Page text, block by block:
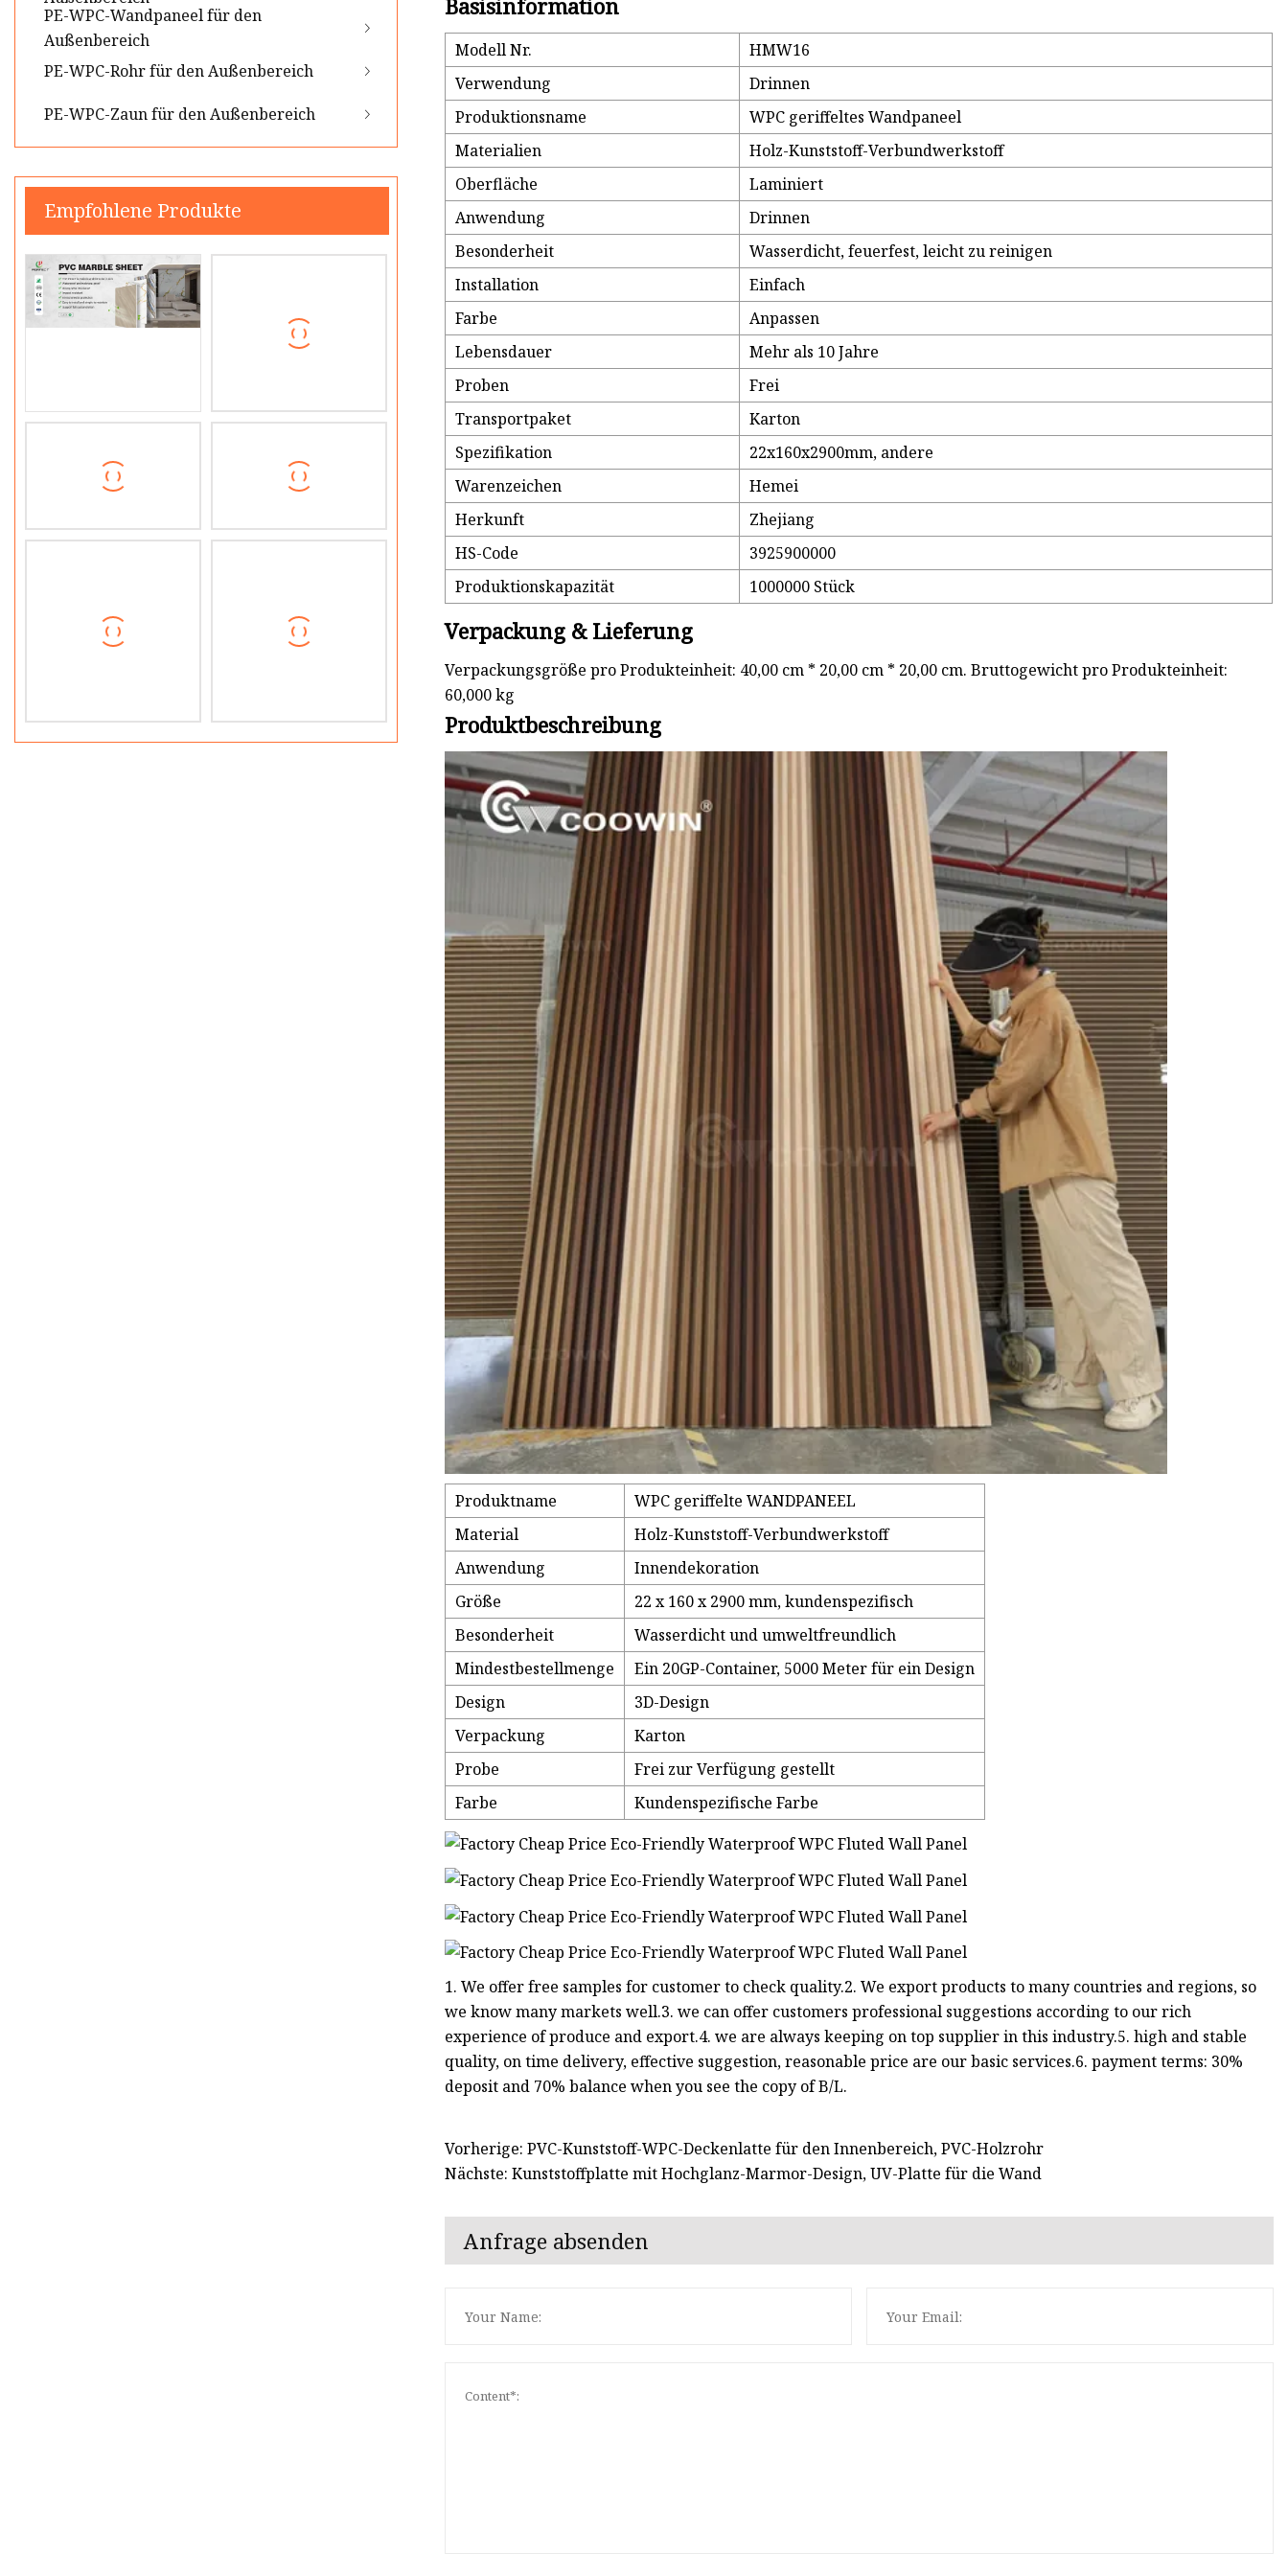
PE-WPC-Wandpaneel für den
Außenbereich
PE-WPC-Rohr für den Außenbereich
PE-WPC-Zaun für den Außenbereich
Empfohlene Produkte
Basisinformation
Modell Nr.
HMW16
Verwendung
Drinnen
Produktionsname
WPC geriffeltes Wandpaneel
Materialien
Holz-Kunststoff-Verbundwerkstoff
Oberfläche
Laminiert
Anwendung
Drinnen
Besonderheit
Wasserdicht, feuerfest, leicht zu reinigen
Installation
Einfach
Farbe
Anpassen
Lebensdauer
Mehr als 10 Jahre
Proben
Frei
Transportpaket
Karton
Spezifikation
22x160x2900mm, andere
Warenzeichen
Hemei
Herkunft
Zhejiang
HS-Code
3925900000
Produktionskapazität
1000000 Stück
Verpackung & Lieferung
Verpackungsgröße pro Produkteinheit: 40,00 cm * 20,00 cm * 20,00 cm. Bruttogewicht pro Produkteinheit:
60,000 kg
Produktbeschreibung
Produktname
WPC geriffelte WANDPANEEL
Material
Holz-Kunststoff-Verbundwerkstoff
Anwendung
Innendekoration
Größe
22 x 160 x 2900 mm, kundenspezifisch
Besonderheit
Wasserdicht und umweltfreundlich
Mindestbestellmenge
Ein 20GP-Container, 5000 Meter für ein Design
Design
3D-Design
Verpackung
Karton
Probe
Frei zur Verfügung gestellt
Farbe
Kundenspezifische Farbe
1. We offer free samples for customer to check quality.2. We export products to many countries and regions, so
we know many markets well.3. we can offer customers professional suggestions according to our rich
experience of produce and export.4. we are always keeping on top supplier in this industry.5. high and stable
quality, on time delivery, effective suggestion, reasonable price are our basic services.6. payment terms: 30%
deposit and 70% balance when you see the copy of B/L.
Vorherige: PVC-Kunststoff-WPC-Deckenlatte für den Innenbereich, PVC-Holzrohr
Nächste: Kunststoffplatte mit Hochglanz-Marmor-Design, UV-Platte für die Wand
Anfrage absenden